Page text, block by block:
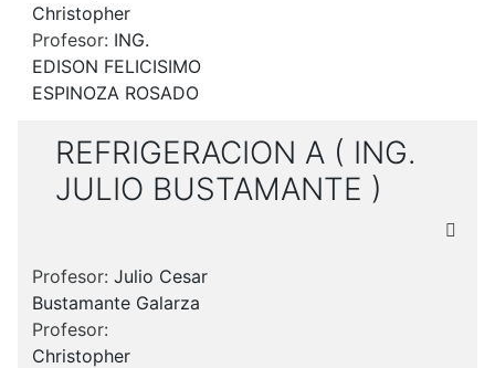
Christopher
Profesor: ING.
EDISON FELICISIMO
ESPINOZA ROSADO
REFRIGERACION A ( ING.
JULIO BUSTAMANTE )
Profesor: Julio Cesar
Bustamante Galarza
Profesor:
Christopher